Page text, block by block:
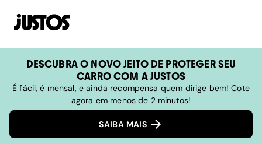
DESCUBRA O NOVO JEITO DE PROTEGER SEU
CARRO COM A JUSTOS
É fácil, é mensal, e ainda recompensa quem dirige bem! Cote
agora em menos de 2 minutos!
SAIBA MAIS